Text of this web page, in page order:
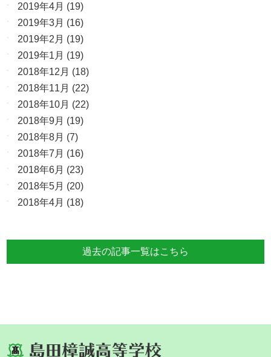
2019年4月 (19)
2019年3月 (16)
2019年2月 (19)
2019年1月 (19)
2018年12月 (18)
2018年11月 (22)
2018年10月 (22)
2018年9月 (19)
2018年8月 (7)
2018年7月 (16)
2018年6月 (23)
2018年5月 (20)
2018年4月 (18)
過去の記事一覧はこちら